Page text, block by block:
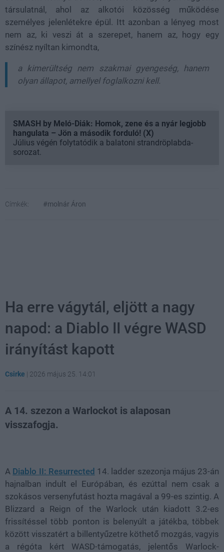
társulatnál, ahol az alkotói közösség működése
személyes jelenlétekre épül. Itt azonban a lényeg most
nem az, ki veszi át a szerepet, hanem az, hogy egy
színész nyíltan kimondta,
a kimerültség nem szakmai gyengeség, hanem
olyan állapot, amellyel foglalkozni kell.
SMASH by Meló-Diák: Homok, zene és a nyár legjobb
hangulata – Jön a második forduló! (X)
Július végén folytatódik a balatoni strandröplabda-
sorozat.
Címkék: #molnár Áron
Ha erre vágytál, eljött a nagy
napod: a Diablo II végre WASD
irányítást kapott
Csirke | 2026 május 25. 14:01
A 14. szezon a Warlockot is alaposan
visszafogja.
A Diablo II: Resurrected 14. ladder szezonja május 23-án
hajnalban indult el Európában, és ezúttal nem csak a
szokásos versenyfutást hozta magával a 99-es szintig. A
Blizzard a Reign of the Warlock után kiadott 3.2-es
frissítéssel több ponton is belenyúlt a játékba, többek
között visszatért a billentyűzetre köthető mozgás, vagyis
a régóta kért WASD-támogatás, jelentős Warlock-